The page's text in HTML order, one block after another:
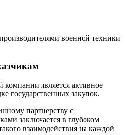
военной техники
является активное
государственных закупок.
партнерству с
заключается в глубоком
взаимодействия на каждой